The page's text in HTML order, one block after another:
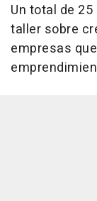
Un total de
taller sobre
empresas